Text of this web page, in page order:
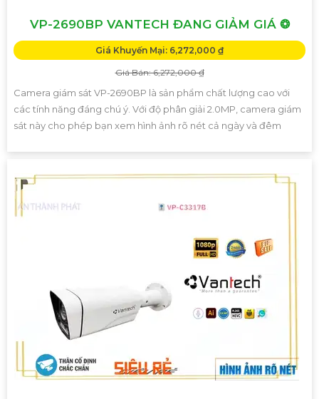
VP-2690BP VANTECH ĐANG GIẢM GIÁ ❂
Giá Khuyến Mại: 6,272,000 ₫
Giá Bán: 6,272,000 ₫
Camera giám sát VP-2690BP là sản phẩm chất lượng cao với
các tính năng đáng chú ý. Với độ phân giải 2.0MP, camera giám
sát này cho phép bạn xem hình ảnh rõ nét cả ngày và đêm